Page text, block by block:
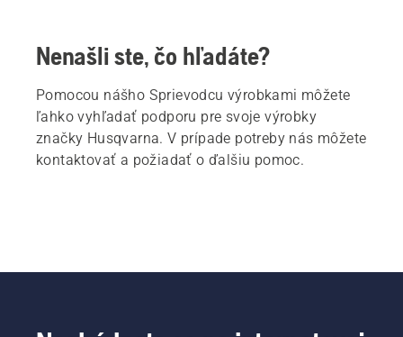
Nenašli ste, čo hľadáte?
Pomocou nášho Sprievodcu výrobkami môžete
ľahko vyhľadať podporu pre svoje výrobky
značky Husqvarna. V prípade potreby nás môžete
kontaktovať a požiadať o ďalšiu pomoc.